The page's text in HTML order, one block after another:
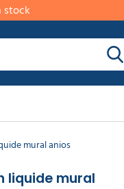
stock
mural anios
liquide mural